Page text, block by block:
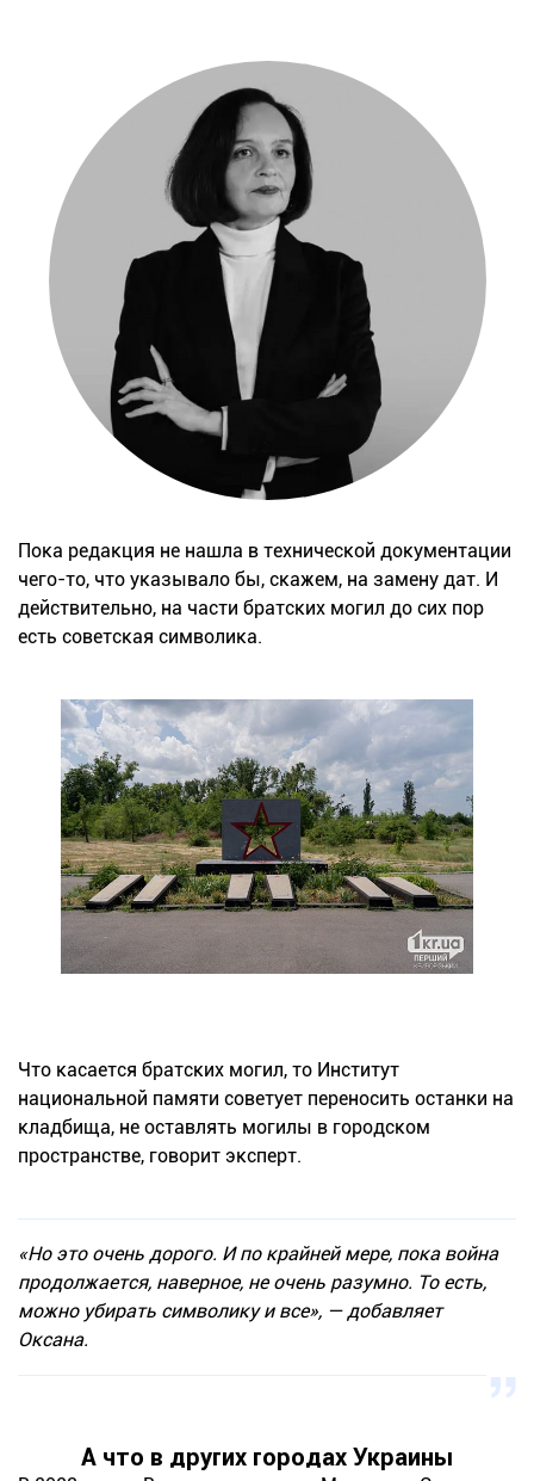
Пока редакция не нашла в технической документации
чего-то, что указывало бы, скажем, на замену дат. И
действительно, на части братских могил до сих пор
есть советская символика.
Что касается братских могил, то Институт
национальной памяти советует переносить останки на
кладбища, не оставлять могилы в городском
пространстве, говорит эксперт.
«Но это очень дорого. И по крайней мере, пока война
продолжается, наверное, не очень разумно. То есть,
можно убирать символику и все», — добавляет
Оксана.
А что в других городах Украины